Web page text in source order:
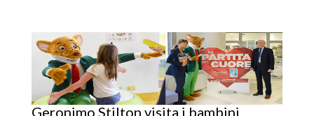
Geronimo Stilton visita i bambini